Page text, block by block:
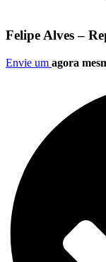
Felipe Alves –
Envie um agora